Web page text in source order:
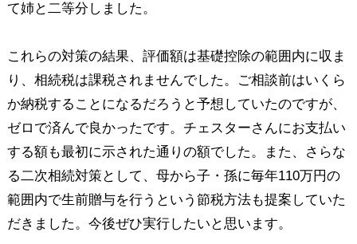
て姉と二等分しました。
これらの対策の結果、評価額は基礎控除の範囲内に収ま
り、相続税は課税されませんでした。ご相談前はいくら
か納税することになるだろうと予想していたのですが、
ゼロで済んで良かったです。チェスターさんにお支払い
する額も最初に示された通りの額でした。また、さらな
る二次相続対策として、母から子・孫に毎年110万円の
範囲内で生前贈与を行うという節税方法も提案していた
だきました。今後ぜひ実行したいと思います。